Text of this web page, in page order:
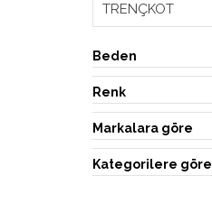
TRENÇKOT
Beden
Renk
Markalara göre
Kategorilere göre